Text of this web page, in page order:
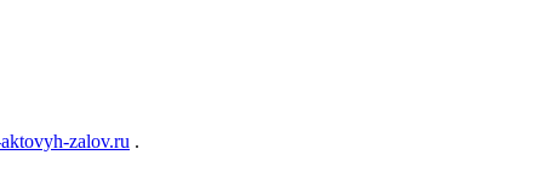
zalov.ru .